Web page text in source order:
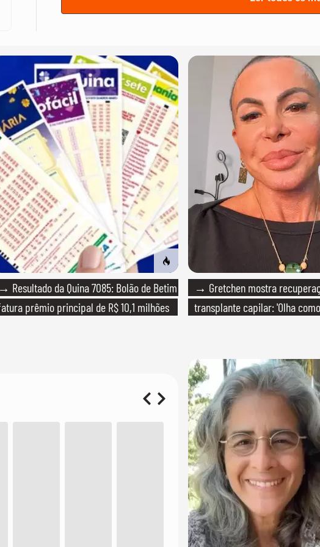
→ Resultado da Quina 7085: Bolão de Betim
prêmio principal de R$ 10,1 milhões
→ Gretchen mostra
transplante capilar: 'Olha